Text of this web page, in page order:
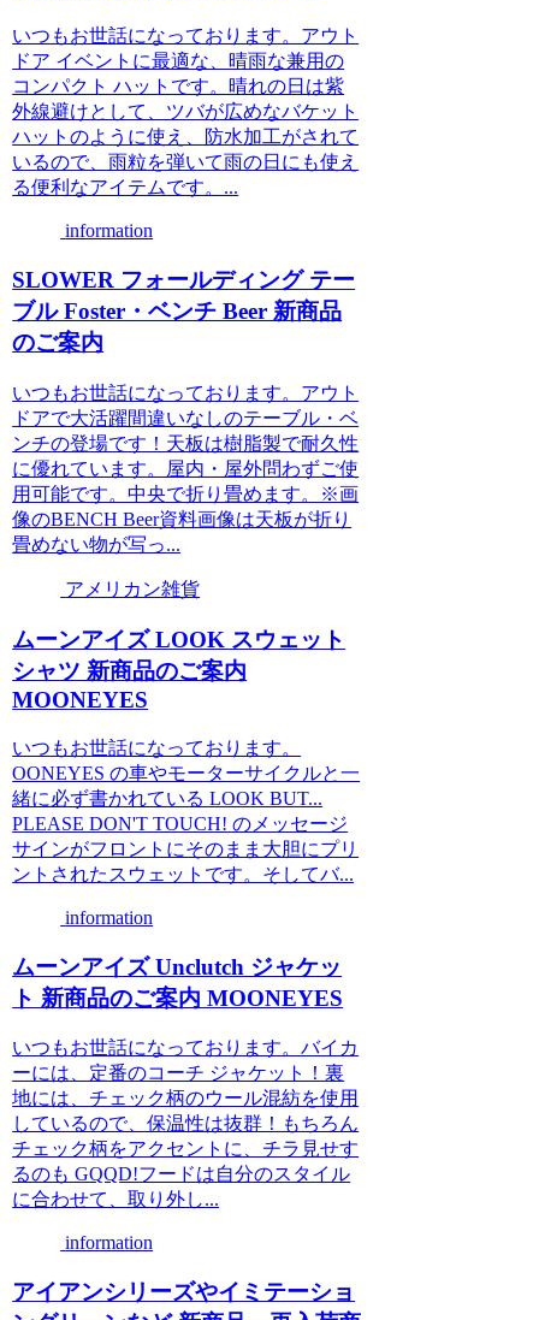
いつもお世話になっております。アウト
ドア イベントに最適な、晴雨な兼用の
コンパクト ハットです。晴れの日は紫
外線避けとして、ツバが広めなバケット
ハットのように使え、防水加工がされて
いるので、雨粒を弾いて雨の日にも使え
る便利なアイテムです。...
information
SLOWER フォールディング テー
ブル Foster・ベンチ Beer 新商品
のご案内
いつもお世話になっております。アウト
ドアで大活躍間違いなしのテーブル・ベ
ンチの登場です！天板は樹脂製で耐久性
に優れています。屋内・屋外問わずご使
用可能です。中央で折り畳めます。※画
像のBENCH Beer資料画像は天板が折り
畳めない物が写っ...
アメリカン雑貨
ムーンアイズ LOOK スウェット
シャツ 新商品のご案内
MOONEYES
いつもお世話になっております。
OONEYES の車やモーターサイクルと一
緒に必ず書かれている LOOK BUT...
PLEASE DON'T TOUCH! のメッセージ
サインがフロントにそのまま大胆にプリ
ントされたスウェットです。そしてバ...
information
ムーンアイズ Unclutch ジャケッ
ト 新商品のご案内 MOONEYES
いつもお世話になっております。バイカ
ーには、定番のコーチ ジャケット！裏
地には、チェック柄のウール混紡を使用
しているので、保温性は抜群！もちろん
チェック柄をアクセントに、チラ見せす
るのも GQQD!フードは自分のスタイル
に合わせて、取り外し...
information
アイアンシリーズやイミテーショ